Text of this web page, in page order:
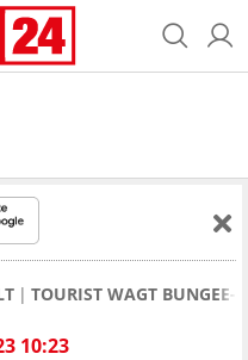
TOURIST WAGT BUNGEE-
10:23